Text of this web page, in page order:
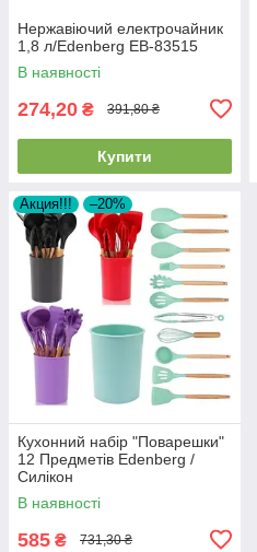
Нержавіючий електрочайник
1,8 л/Edenberg EB-83515
В наявності
274,20 ₴ 391,80 ₴
Купити
Акция!!! –20%
Кухонний набір "Поварешки"
12 Предметів Edenberg /
Силікон
В наявності
585 ₴ 731,30 ₴